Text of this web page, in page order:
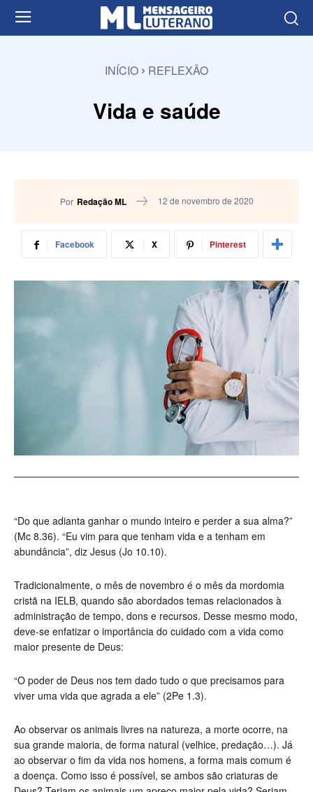
INÍCIO REFLEXÃO
Vida e saúde
Por Redação ML 12 de novembro de 2020
Facebook X Pinterest
“Do que adianta ganhar o mundo inteiro e perder a sua alma?”
(Mc 8.36). “Eu vim para que tenham vida e a tenham em
abundância”, diz Jesus (Jo 10.10).
Tradicionalmente, o mês de novembro é o mês da mordomia
cristã na IELB, quando são abordados temas relacionados à
administração de tempo, dons e recursos. Desse mesmo modo,
deve-se enfatizar o importância do cuidado com a vida como
maior presente de Deus:
“O poder de Deus nos tem dado tudo o que precisamos para
viver uma vida que agrada a ele” (2Pe 1.3).
Ao observar os animais livres na natureza, a morte ocorre, na
sua grande maioria, de forma natural (velhice, predação…). Já
ao observar o fim da vida nos homens, a forma mais comum é
a doença. Como isso é possível, se ambos são criaturas de